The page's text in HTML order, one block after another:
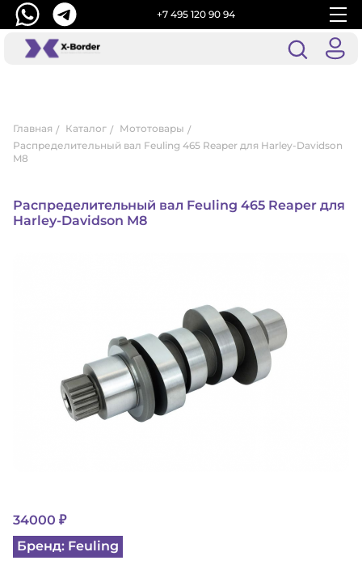
+7 495 120 90 94
Главная Каталог
Мототовары
Распределительный вал Feuling 465 Reaper для Harley-Davidson
M8
Распределительный вал Feuling 465 Reaper для
Harley-Davidson M8
34000 ₽
Бренд: Feuling